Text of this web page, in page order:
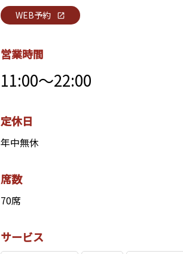
WEB予約
open_in_new
営業時間
11:00～22:00
定休日
年中無休
席数
70席
サービス